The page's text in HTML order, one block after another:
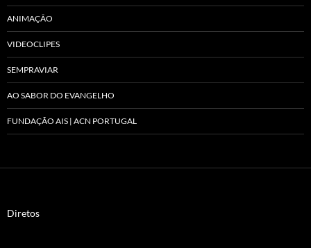
ANIMAÇÃO
VIDEOCLIPES
SEMPRAVIAR
AO SABOR DO EVANGELHO
FUNDAÇÃO AIS | ACN PORTUGAL
Diretos